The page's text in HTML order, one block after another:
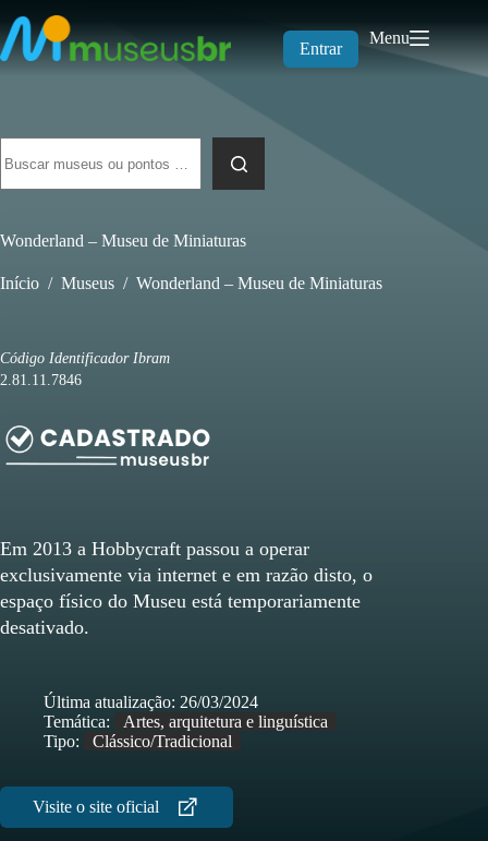
para
o
conteúdo
Entrar
Menu
resultados
Wonderland – Museu de Miniaturas
Início / Museus / Wonderland – Museu de Miniaturas
Código Identificador Ibram
2.81.11.7846
Em 2013 a Hobbycraft passou a operar
exclusivamente via internet e em razão disto, o
espaço físico do Museu está temporariamente
desativado.
Última atualização: 26/03/2024
Temática:
Artes, arquitetura e linguística
Tipo:
Clássico/Tradicional